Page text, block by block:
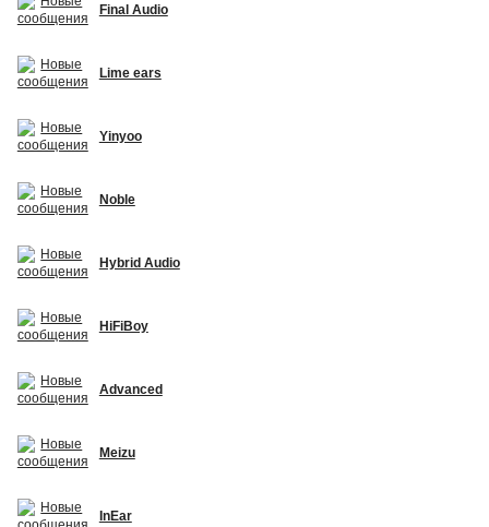
Final Audio
Lime ears
Yinyoo
Noble
Hybrid Audio
HiFiBoy
Advanced
Meizu
InEar